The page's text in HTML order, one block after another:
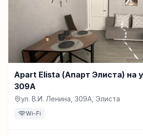
Apart Elista (Апарт Элиста) на
309А
ул. В.И. Ленина, 309А, Элиста
Wi-Fi